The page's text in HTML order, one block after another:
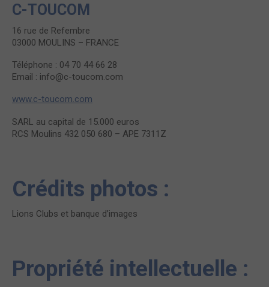
C-TOUCOM
16 rue de Refembre
03000 MOULINS – FRANCE
Téléphone : 04 70 44 66 28
Email : info@c-toucom.com
www.c-toucom.com
SARL au capital de 15.000 euros
RCS Moulins 432 050 680 – APE 7311Z
Crédits photos :
Lions Clubs et banque d’images
Propriété intellectuelle :